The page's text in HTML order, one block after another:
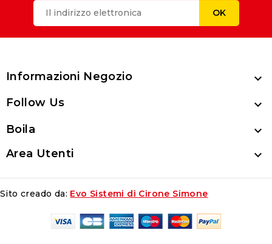
Informazioni Negozio 
Follow Us 
Boila 
Area Utenti 
Sito creado da: Evo Sistemi di Cirone Simone